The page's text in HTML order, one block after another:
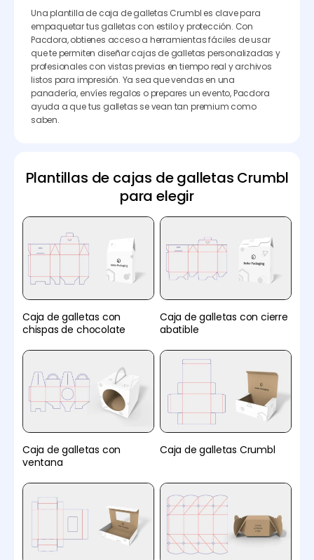
Una plantilla de caja de galletas Crumbl es clave para
empaquetar tus galletas con estilo y protección. Con
Pacdora, obtienes acceso a herramientas fáciles de usar
que te permiten diseñar cajas de galletas personalizadas y
profesionales con vistas previas en tiempo real y archivos
listos para impresión. Ya sea que vendas en una
panadería, envíes regalos o prepares un evento, Pacdora
ayuda a que tus galletas se vean tan premium como
saben.
Plantillas de cajas de galletas Crumbl
para elegir
Caja de galletas con
chispas de chocolate
Caja de galletas con cierre
abatible
Caja de galletas con
ventana
Caja de galletas Crumbl